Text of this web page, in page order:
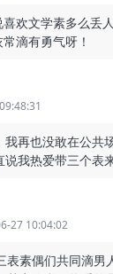
欢文学素多么丢
滴有勇气呀！
我再也没敢在公共
我热爱带三个表来
27 10:04:02
表素偶们共同滴男